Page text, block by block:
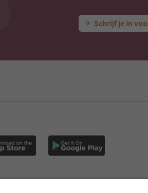
Schrijf je in